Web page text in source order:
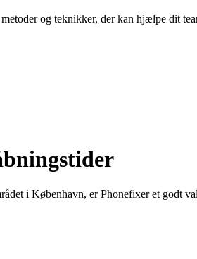
og teknikker, der kan hjælpe dit
i København, er Phonefixer et godt